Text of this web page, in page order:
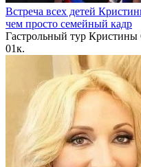
Встреча всех детей
чем просто семейный кадр
Гастрольный тур
01к.